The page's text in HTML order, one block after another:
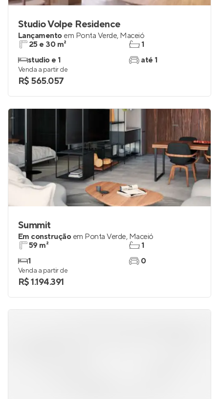
Studio Volpe Residence
Lançamento em Ponta Verde, Maceió
25 e 30 m²
studio e 1
1
até 1
Venda a partir de
R$ 565.057
Summit
Em construção em Ponta Verde, Maceió
59 m²
1
1
0
Venda a partir de
R$ 1.194.391